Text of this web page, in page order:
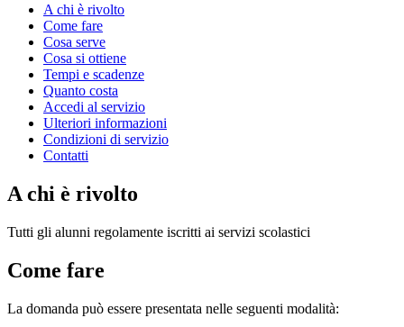
A chi è rivolto
Come fare
Cosa serve
Cosa si ottiene
Tempi e scadenze
Quanto costa
Accedi al servizio
Ulteriori informazioni
Condizioni di servizio
Contatti
A chi è rivolto
Tutti gli alunni regolamente iscritti ai servizi scolastici
Come fare
La domanda può essere presentata nelle seguenti modalità: